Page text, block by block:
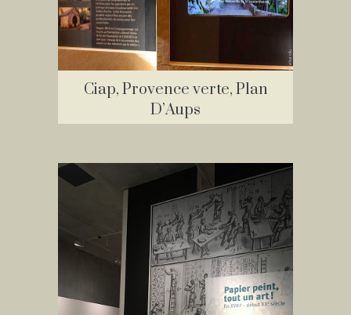
Ciap, Provence verte, Plan
D’Aups